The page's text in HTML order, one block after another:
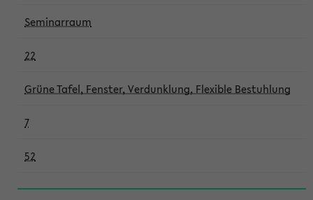
Seminarraum
22
Grüne Tafel, Fenster, Verdunklung, Flexible Bestuhlung
7
52